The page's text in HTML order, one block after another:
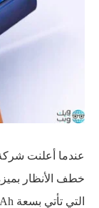
خطف الأنظار